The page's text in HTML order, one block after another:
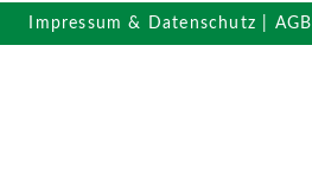
Impressum & Datenschutz AGB